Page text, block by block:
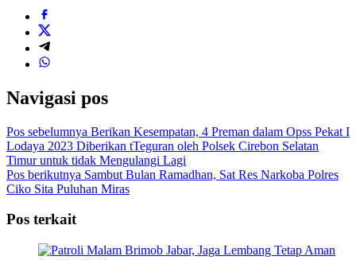
Navigasi pos
Pos sebelumnya Berikan Kesempatan, 4 Preman dalam Opss Pekat I
Lodaya 2023 Diberikan tTeguran oleh Polsek Cirebon Selatan
Timur untuk tidak Mengulangi Lagi
Pos berikutnya Sambut Bulan Ramadhan, Sat Res Narkoba Polres
Ciko Sita Puluhan Miras
Pos terkait